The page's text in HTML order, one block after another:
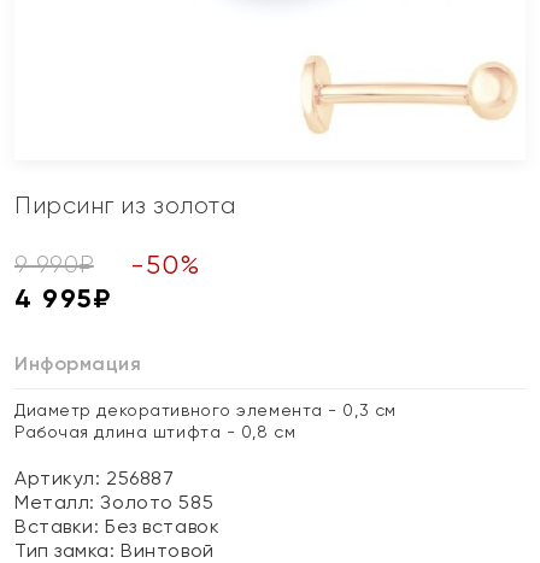
Пирсинг из золота
9 990₽ -50%
4 995₽
Информация
Диаметр декоративного элемента - 0,3 см
Рабочая длина штифта - 0,8 см
Артикул: 256887
Металл:Золото 585
Вставки:Без вставок
Тип замка:Винтовой